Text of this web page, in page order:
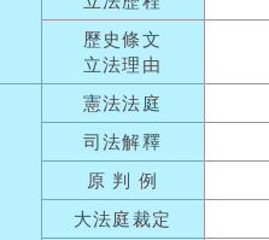
歷史條文
立法理由
憲法法庭
司法解釋
原 判 例
大法庭裁定